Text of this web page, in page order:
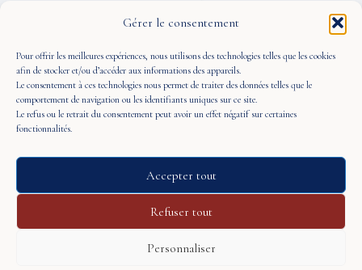
Gérer le consentement
Pour offrir les meilleures expériences, nous utilisons des technologies telles que les cookies
afin de stocker et/ou d’accéder aux informations des appareils.
Le consentement à ces technologies nous permet de traiter des données telles que le
comportement de navigation ou les identifiants uniques sur ce site.
Le refus ou le retrait du consentement peut avoir un effet négatif sur certaines
fonctionnalités.
Accepter tout
Refuser tout
Personnaliser
Confidentialité
CGU
SUIVEZ-NOUS
© 2026 À Portée de Vue — Tous droits réservés